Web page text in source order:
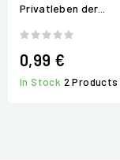
Privatleben der...
0,99 €
In Stock 2 Products